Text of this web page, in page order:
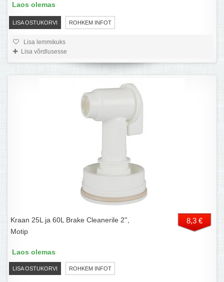
LISA OSTUKORVI ROHKEM INFOT
Laos olemas
Lisa lemmikuks
Lisa võrdlusesse
Kraan 25L ja 60L Brake Cleanerile 2'',
Motip
8,3 €
LISA OSTUKORVI ROHKEM INFOT
Laos olemas